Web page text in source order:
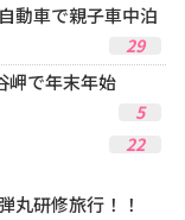
動車で親子車中泊
29
岬で年末年始
5
22
丸研修旅行！！